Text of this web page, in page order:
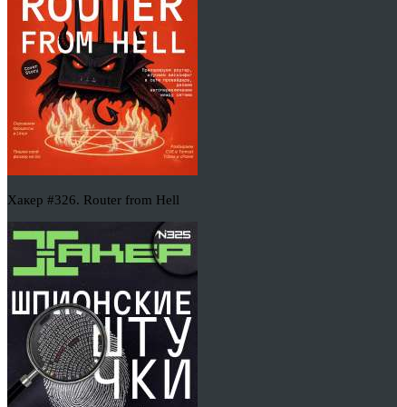
Хакер #326. Router from Hell